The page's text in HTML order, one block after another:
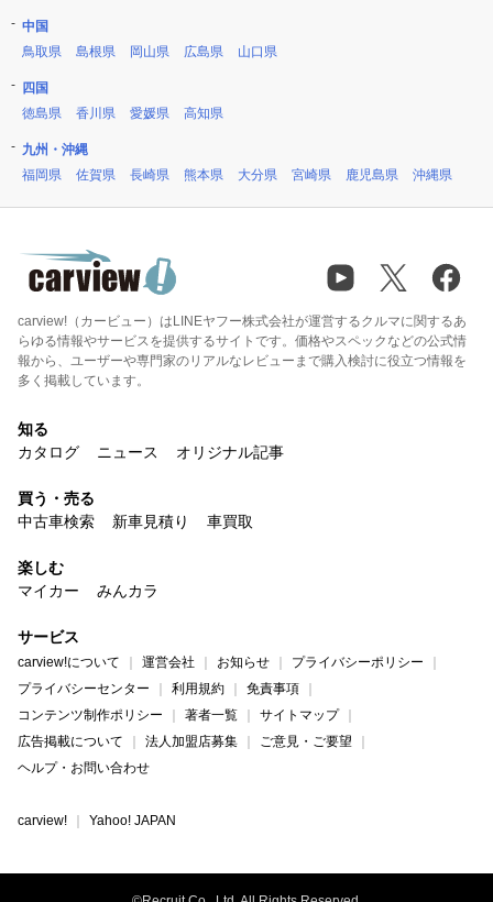
中国
鳥取県
島根県 岡山県 広島県 山口県
四国
徳島県
香川県 愛媛県 高知県
九州・沖縄
福岡県
佐賀県 長崎県 熊本県 大分県 宮崎県 鹿児島県 沖縄県
carview!（カービュー）はLINEヤフー株式会社が運営するクルマに関するあ
らゆる情報やサービスを提供するサイトです。価格やスペックなどの公式情
報から、ユーザーや専門家のリアルなレビューまで購入検討に役立つ情報を
多く掲載しています。
知る
カタログ
ニュース オリジナル記事
買う・売る
中古車検索
新車見積り 車買取
楽しむ
マイカー
みんカラ
サービス
carview!について 運営会社 お知らせ
プライバシーポリシー
プライバシーセンター
利用規約
免責事項
コンテンツ制作ポリシー
著者一覧
サイトマップ
広告掲載について
法人加盟店募集
ご意見・ご要望
ヘルプ・お問い合わせ
carview! Yahoo! JAPAN